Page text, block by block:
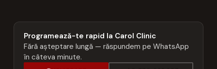
Programează-te rapid la Carol Clinic
Fără așteptare lungă — răspundem pe WhatsApp
în câteva minute.